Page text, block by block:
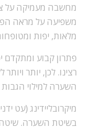
מחשבה מעמיקה על
משפיעה על מראה
מלאות, יפות
פתרון קבוע ומתקדם
רצינו. לכן, יותר
השערה למילוי
מיקרובליידינג (עט
בשיטת השערה. שיטה